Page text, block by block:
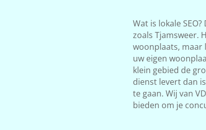
Wat is lokale
zoals Tjamsweer.
woonplaats, maar
uw eigen
klein gebied de
dienst levert dan
te gaan. Wij van
bieden om je